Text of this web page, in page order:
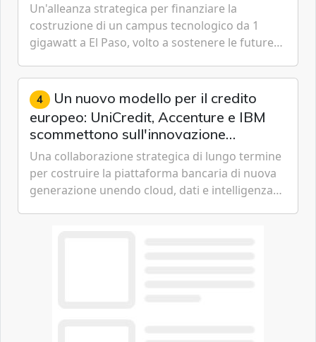
Un'alleanza strategica per finanziare la
costruzione di un campus tecnologico da 1
gigawatt a El Paso, volto a sostenere le future
artificiale dell'azienda di Mark Zuckerberg.
4 Un nuovo modello per il credito
europeo: UniCredit, Accenture e IBM
scommettono sull'innovazione
tecnologica
Una collaborazione strategica di lungo termine
per costruire la piattaforma bancaria di nuova
generazione unendo cloud, dati e intelligenza